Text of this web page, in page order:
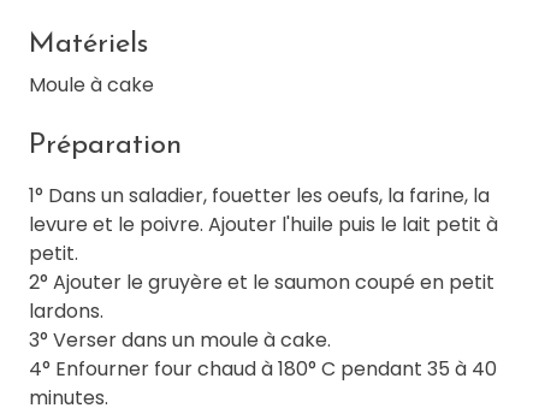
Matériels
Moule à cake
Préparation
1° Dans un saladier, fouetter les oeufs, la farine, la
levure et le poivre. Ajouter l'huile puis le lait petit à
petit.
2° Ajouter le gruyère et le saumon coupé en petit
lardons.
3° Verser dans un moule à cake.
4° Enfourner four chaud à 180° C pendant 35 à 40
minutes.